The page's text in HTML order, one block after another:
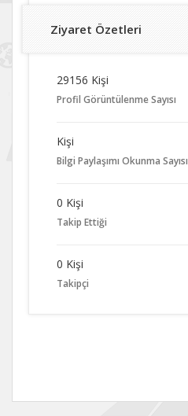
Ziyaret Özetleri
29156 Kişi
Profil Görüntülenme Sayısı
Kişi
Bilgi Paylaşımı Okunma Sayısı
0 Kişi
Takip Ettiği
0 Kişi
Takipçi